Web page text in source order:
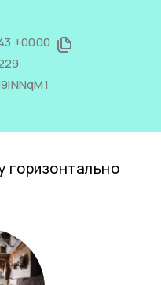
+0000
горизонтально